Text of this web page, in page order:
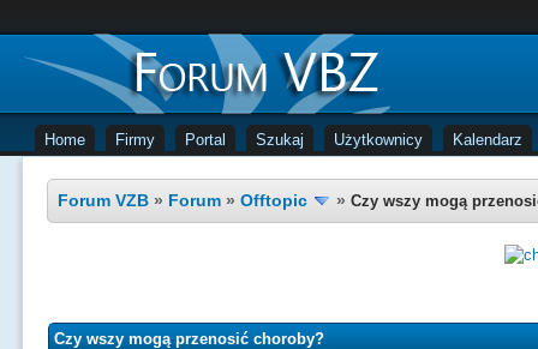
Home Firmy Portal Szukaj Użytkownicy Kalendarz
Forum VZB » Forum »Offtopic »Czy wszy mogą
Czy wszy mogą przenosić choroby?